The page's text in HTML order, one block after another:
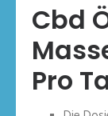
Cbd
Pro